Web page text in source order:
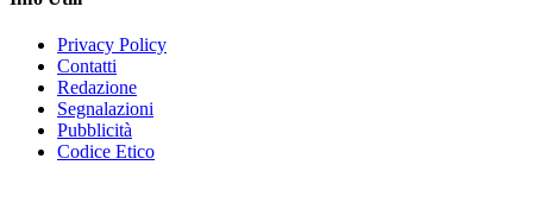
Privacy Policy
Contatti
Redazione
Segnalazioni
Pubblicità
Codice Etico